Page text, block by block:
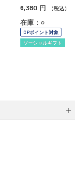
6,380 円 （税込）
在庫：○
OPポイント対象
ソーシャルギフト